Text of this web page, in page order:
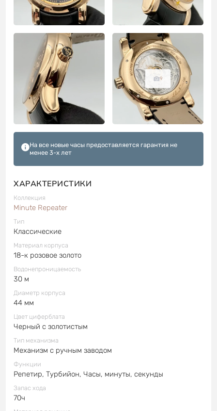
9
На все новые часы предоставляется гарантия не
менее 3-х лет
ХАРАКТЕРИСТИКИ
Коллекция
Minute Repeater
Тип
Классические
Материал корпуса
18-к розовое золото
Водонепроницаемость
30 м
Диаметр корпуса
44 мм
Цвет циферблата
Черный с золотистым
Тип механизма
Механизм с ручным заводом
Функции
Репетир, Турбийон, Часы, минуты, секунды
Запас хода
70ч